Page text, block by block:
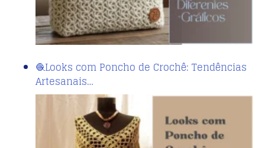
🧶Looks com Poncho de Crochê: Tendências
Artesanais…